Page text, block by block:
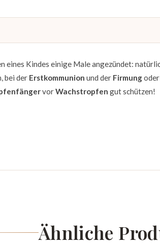
eines Kindes einige Male angezündet:
bei der Erstkommunion und der Firmungoder
vorWachstropfen gut schützen!
Ähnliche